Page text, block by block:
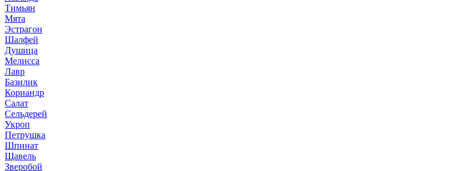
Тимьян
Мята
Эстрагон
Шалфей
Душица
Мелисса
Лавр
Базилик
Кориандр
Салат
Сельдерей
Укроп
Петрушка
Шпинат
Щавель
Зверобой